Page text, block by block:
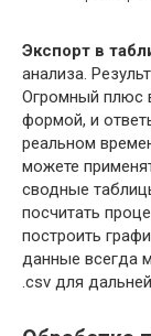
Экспорт в
анализа.
Огромный плюс
формой, и
реальном
можете
сводные
посчитать
построить
данные всегда
.csv для